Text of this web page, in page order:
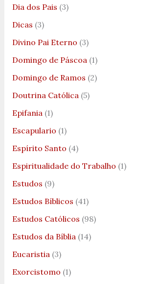
Dia dos Pais (3)
Dicas (3)
Divino Pai Eterno (3)
Domingo de Páscoa(1)
Domingo de Ramos (2)
Doutrina Católica(5)
Epifania(1)
Escapulario (1)
Espírito Santo (4)
Espiritualidade do Trabalho (1)
Estudos (9)
Estudos Bíblicos (41)
Estudos Católicos (98)
Estudos da Bíblia(14)
Eucaristia(3)
Exorcistomo (1)